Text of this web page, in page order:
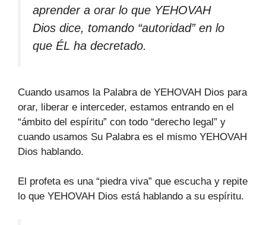
aprender a orar lo que YEHOVAH
Dios dice, tomando “autoridad” en lo
que ÉL ha decretado.
Cuando usamos la Palabra de YEHOVAH Dios para
orar, liberar e interceder, estamos entrando en el
“ámbito del espíritu” con todo “derecho legal” y
cuando usamos Su Palabra es el mismo YEHOVAH
Dios hablando.
El profeta es una “piedra viva” que escucha y repite
lo que YEHOVAH Dios está hablando a su espíritu.